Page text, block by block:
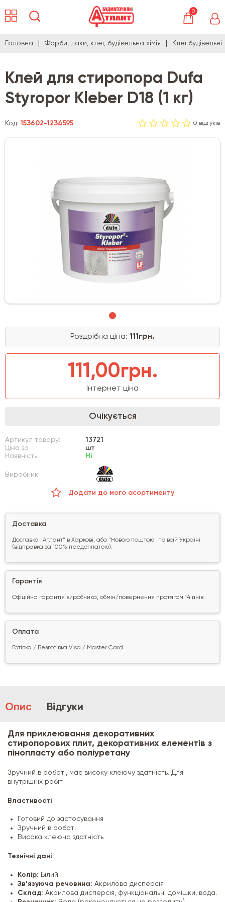
0
Головна Фарби, лаки, клеї, будівельна хімія Клеї будівельні
Клей для стиропора Dufa
Styropor Kleber D18 (1 кг)
Код:153602-1234595 0 відгуків
Роздрібна ціна: 111грн.
111,00грн.
Інтернет ціна
Очікується
Артикул товару:
13721
Ціна за
шт
Наявність:
Ні
Виробник:
Додати до мого асортименту
Доставка
Доставка "Атлант" в Харкові, або "Новою поштою" по всій Україні
(відправка за 100% предоплатою).
Гарантія
Офіційна гарантія виробника, обмін/повернення протягом 14 днів.
Оплата
Готівка / Безготівка Visa / Master Card
Опис Відгуки
Для приклеювання декоративних
стиропорових плит, декоративних елементів з
пінопласту або поліуретану
Зручний в роботі, має високу клеючу здатність. Для
внутрішніх робіт.
Властивості
Готовий до застосування
Зручний в роботі
Висока клеюча здатність
Технічні дані
Колір: Білий
Зв’язуюча речовина: Акрилова дисперсія
Склад: Акрилова дисперсія, функціональні домішки, вода.